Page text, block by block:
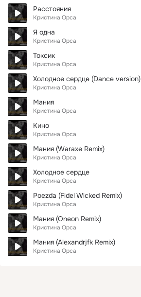
Расстояния
Кристина Орса
Я одна
Кристина Орса
Токсик
Кристина Орса
Холодное сердце (Dance version)
Кристина Орса
Мания
Кристина Орса
Кино
Кристина Орса
Мания (Waraxe Remix)
Кристина Орса
Холодное сердце
Кристина Орса
Poezda (Fidel Wicked Remix)
Кристина Орса
Мания (Oneon Remix)
Кристина Орса
Мания (Alexandrjfk Remix)
Кристина Орса